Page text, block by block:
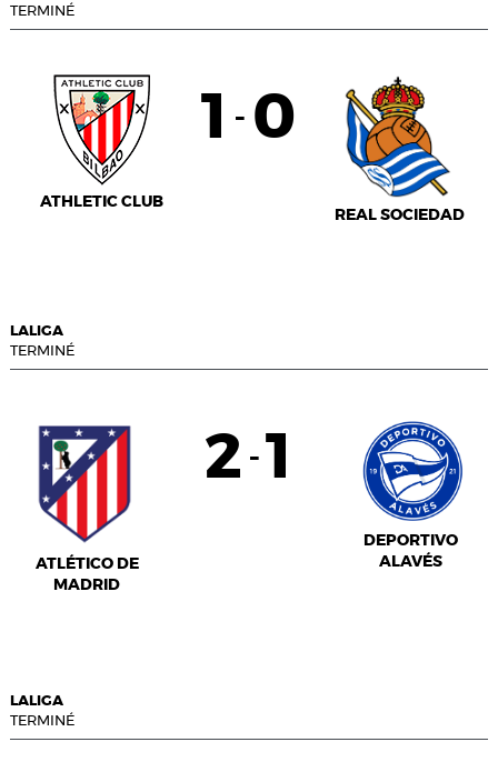
TERMINÉ
ATHLETIC CLUB
1 - 0
REAL SOCIEDAD
LALIGA
TERMINÉ
ATLÉTICO DE
MADRID
2 - 1
DEPORTIVO
ALAVÉS
LALIGA
TERMINÉ